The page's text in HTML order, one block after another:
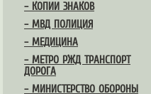
– КОПИИ ЗНАКОВ
– МВД ПОЛИЦИЯ
– МЕДИЦИНА
– МЕТРО РЖД ТРАНСПОРТ
ДОРОГА
– МИНИСТЕРСТВО ОБОРОНЫ